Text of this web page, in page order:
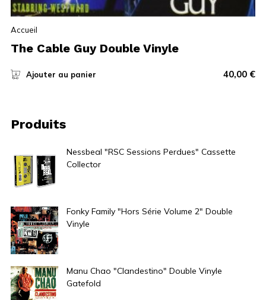
Accueil
The Cable Guy Double Vinyle
Ajouter au panier 40,00 €
Produits
Nessbeal "RSC Sessions Perdues" Cassette
Collector
Fonky Family "Hors Série Volume 2" Double
Vinyle
Manu Chao "Clandestino" Double Vinyle
Gatefold